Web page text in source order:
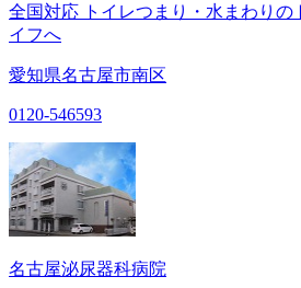
全国対応 トイレつまり・水まわりの
イフへ
愛知県名古屋市南区
0120-546593
名古屋泌尿器科病院